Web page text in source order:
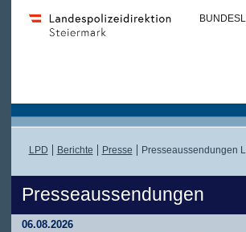
LPD Berichte Presse Presseaussendungen
Presseaussendungen
06.08.2026